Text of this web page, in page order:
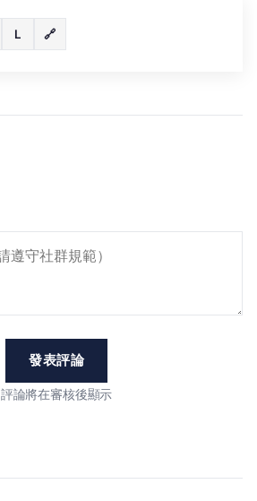
L 🔗
發表評論
評論將在審核後顯示